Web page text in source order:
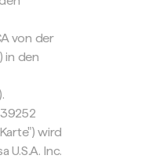
von der
in den
wird
U.S.A. Inc.